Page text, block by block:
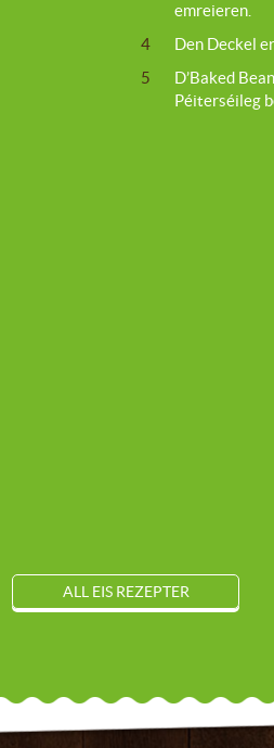
emreieren.
4
Den Deckel
5
D’Baked
Péiterséileg
ALL EIS REZEPTER